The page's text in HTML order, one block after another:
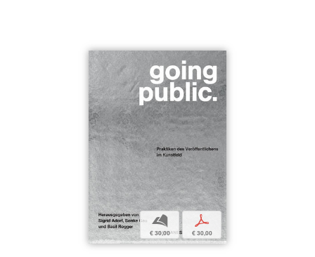
b
€ 30,00
p
€ 30,00